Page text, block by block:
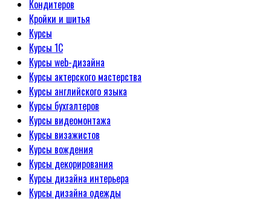
Кондитеров
Кройки и шитья
Курсы
Курсы 1С
Курсы web-дизайна
Курсы актерского мастерства
Курсы английского языка
Курсы бухгалтеров
Курсы видеомонтажа
Курсы визажистов
Курсы вождения
Курсы декорирования
Курсы дизайна интерьера
Курсы дизайна одежды